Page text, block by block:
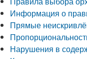
Информация о
Прямые
Нарушения в